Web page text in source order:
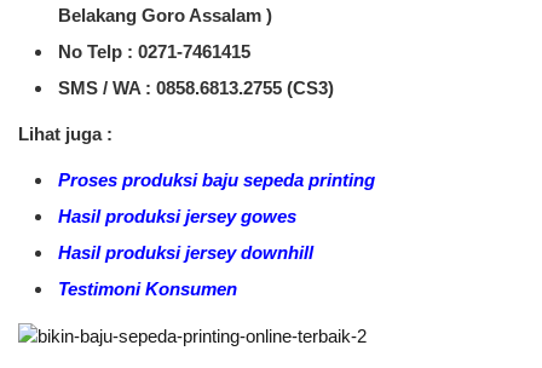
Belakang Goro Assalam )
No Telp : 0271-7461415
SMS / WA : 0858.6813.2755 (CS3)
Lihat juga :
Proses produksi baju sepeda printing
Hasil produksi jersey gowes
Hasil produksi jersey downhill
Testimoni Konsumen